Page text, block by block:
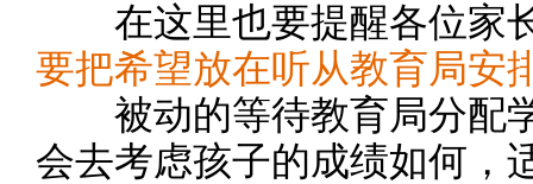
在这里也要提醒各位家
要把希望放在听从教育局安
被动的等待教育局分配
会去考虑孩子的成绩如何，